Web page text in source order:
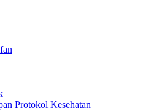
Protokol Kesehatan